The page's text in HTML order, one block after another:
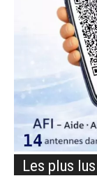
Les plus lus